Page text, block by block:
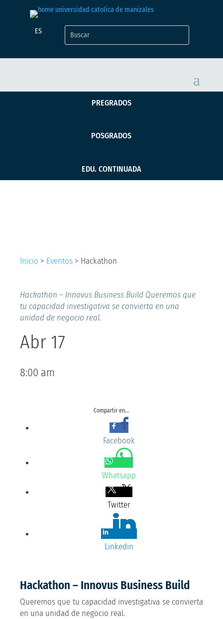
ES
PREGRADOS
POSGRADOS
EDU. CONTINUADA
Inicio > Eventos > Hackathon
Hackathon – Innovus Business Build Queremos que
tu capacidad investigativa se convierta en una
unidad de negocio real.
Abr 17
8:00 am
Compartir en...
Facebook
Whatsapp
Twitter
Linkedin
Hackathon – Innovus Business Build
Queremos que tu capacidad investigativa se convierta
en una unidad de negocio real.